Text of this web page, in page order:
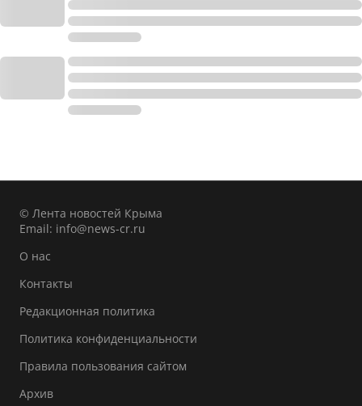
© Лента новостей Крыма
Email: info@news-cr.ru
О нас
Контакты
Редакционная политика
Политика конфиденциальности
Правила пользования сайтом
Архив